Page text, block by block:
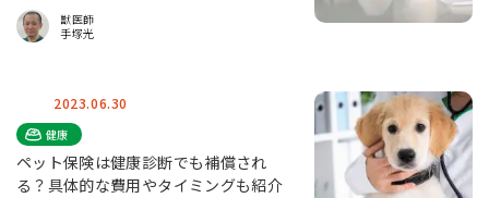
獣医師
手塚光
2023.06.30
健康
ペット保険は健康診断でも補償され
る？具体的な費用やタイミングも紹介